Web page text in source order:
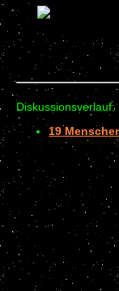
Diskussionsverlauf:
19